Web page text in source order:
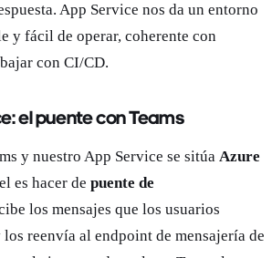
App Service nos da un entorno
y fácil de operar, coherente con
con CI/CD.
el puente con Teams
y nuestro App Service se sitúa Azure
es hacer de puente de
los mensajes que los usuarios
los reenvía al endpoint de mensajería de